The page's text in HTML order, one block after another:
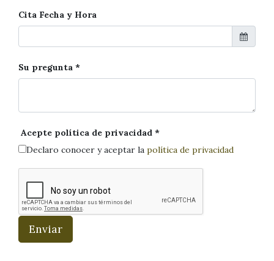
Cita Fecha y Hora
Su pregunta
Acepte política de privacidad
Declaro conocer y aceptar la política de privacidad
Enviar